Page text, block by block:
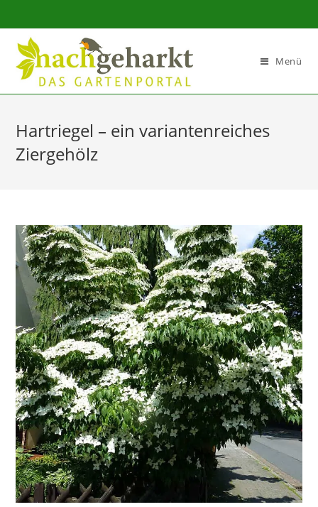
Sidebar-
Inhalt
Menü
Hartriegel – ein variantenreiches
Ziergehölz